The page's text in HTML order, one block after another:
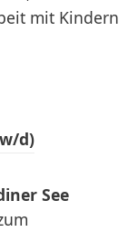
mit Kindern
d)
See